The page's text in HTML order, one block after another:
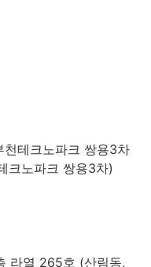
테크노파크 쌍용3차
크노파크 쌍용3차)
라열 265호 (산림동,